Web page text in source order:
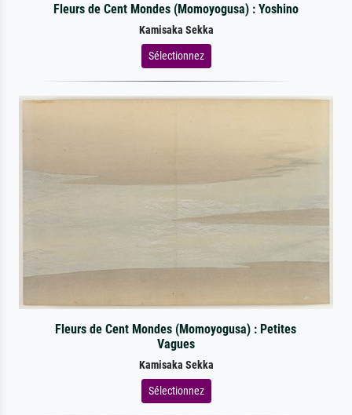
Fleurs de Cent Mondes (Momoyogusa) : Yoshino
Kamisaka Sekka
Sélectionnez
Fleurs de Cent Mondes (Momoyogusa) : Petites
Vagues
Kamisaka Sekka
Sélectionnez